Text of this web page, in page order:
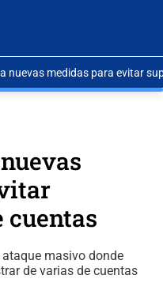
nuevas medidas para evitar
cuentas
masivo donde
de varias de cuentas